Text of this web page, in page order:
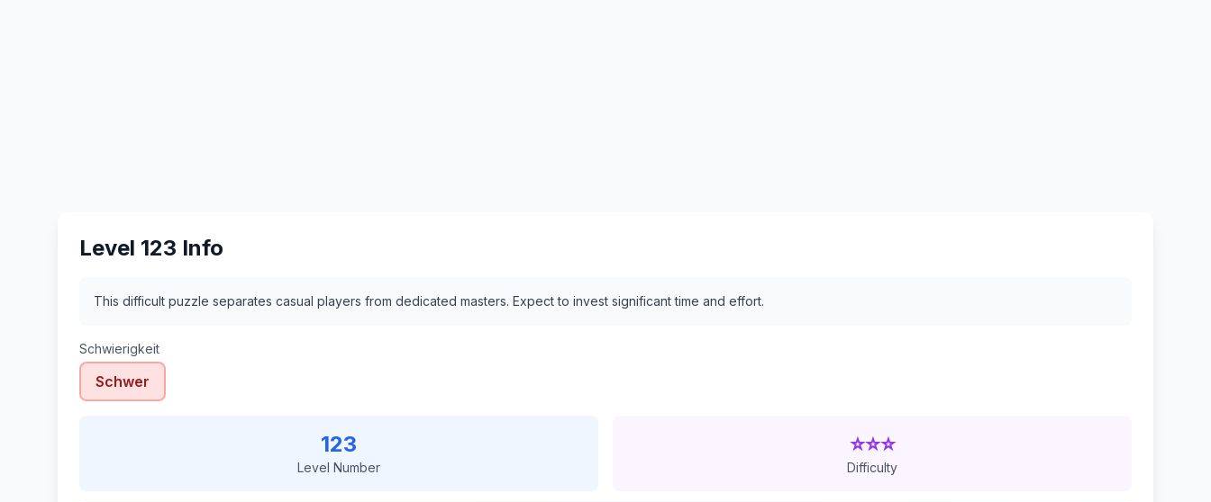
Level 123 Info
This difficult puzzle separates casual players from dedicated masters. Expect to invest significant time and effort.
Schwierigkeit
Schwer
123
Level Number
⭐⭐⭐
Difficulty